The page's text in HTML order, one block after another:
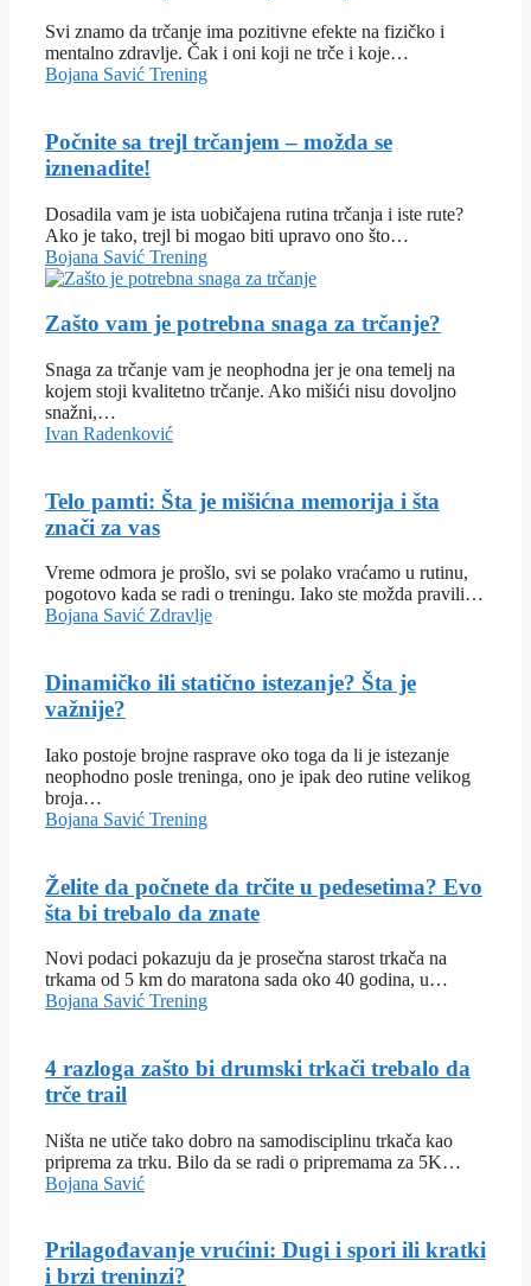
Svi znamo da trčanje ima pozitivne efekte na fizičko i
mentalno zdravlje. Čak i oni koji ne trče i koje…
Bojana Savić Trening
Počnite sa trejl trčanjem – možda se
iznenadite!
Dosadila vam je ista uobičajena rutina trčanja i iste rute?
Ako je tako, trejl bi mogao biti upravo ono što…
Bojana Savić Trening
Zašto vam je potrebna snaga za trčanje?
Snaga za trčanje vam je neophodna jer je ona temelj na
kojem stoji kvalitetno trčanje. Ako mišići nisu dovoljno
snažni,…
Ivan Radenković
Telo pamti: Šta je mišićna memorija i šta
znači za vas
Vreme odmora je prošlo, svi se polako vraćamo u rutinu,
pogotovo kada se radi o treningu. Iako ste možda pravili…
Bojana Savić Zdravlje
Dinamičko ili statično istezanje? Šta je
važnije?
Iako postoje brojne rasprave oko toga da li je istezanje
neophodno posle treninga, ono je ipak deo rutine velikog
broja…
Bojana Savić Trening
Želite da počnete da trčite u pedesetima? Evo
šta bi trebalo da znate
Novi podaci pokazuju da je prosečna starost trkača na
trkama od 5 km do maratona sada oko 40 godina, u…
Bojana Savić Trening
4 razloga zašto bi drumski trkači trebalo da
trče trail
Ništa ne utiče tako dobro na samodisciplinu trkača kao
priprema za trku. Bilo da se radi o pripremama za 5K…
Bojana Savić
Prilagođavanje vrućini: Dugi i spori ili kratki
i brzi treninzi?